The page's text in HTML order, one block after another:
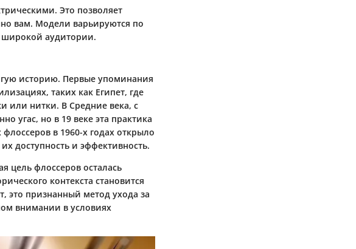
Это позволяет
вам. Модели варьируются по
широкой аудитории.
историю. Первые упоминания
таких как Египет, где
или нитки. В Средние века, с
угас, но в 19 веке эта практика
в 1960-х годах открыло
доступность и эффективность.
цель флоссеров осталась
контекста становится
это признанный метод ухода за
внимании в условиях